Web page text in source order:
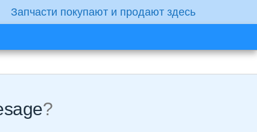
Запчасти покупают и продают здесь
?